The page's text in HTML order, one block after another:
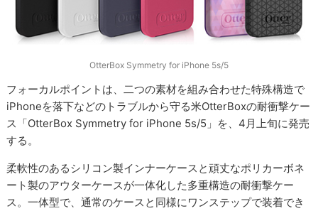
OtterBox Symmetry for iPhone 5s/5
フォーカルポイントは、二つの素材を組み合わせた特殊構造で
iPhoneを落下などのトラブルから守る米OtterBoxの耐衝撃ケー
ス「OtterBox Symmetry for iPhone 5s/5」を、4月上旬に発売
する。
柔軟性のあるシリコン製インナーケースと頑丈なポリカーボネ
ート製のアウターケースが一体化した多重構造の耐衝撃ケー
ス。一体型で、通常のケースと同様にワンステップで装着でき